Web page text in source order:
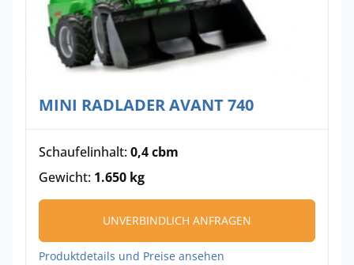
MINI RADLADER AVANT 740
Schaufelinhalt:0,4 cbm
Gewicht: 1.650 kg
UNVERBINDLICH ANFRAGEN
Produktdetails und Preise ansehen